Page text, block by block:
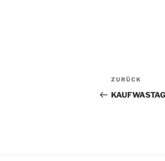
Vorheriger
Beitrag
ZURÜCK
KAUFWASTAG